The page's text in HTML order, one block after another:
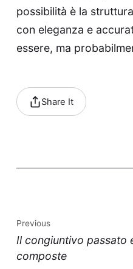
possibilità è la
con eleganza e
essere, ma
Share It
Previous
Il congiuntivo passato
composte